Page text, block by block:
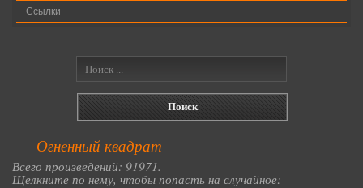
Ссылки
Огненный квадрат
Всего произведений: 91971.
Щелкните по нему, чтобы попасть на случайное: